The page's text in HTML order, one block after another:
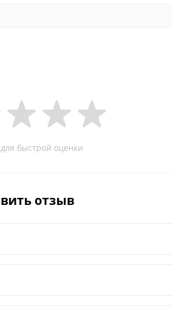
быстрой оценки
отзыв